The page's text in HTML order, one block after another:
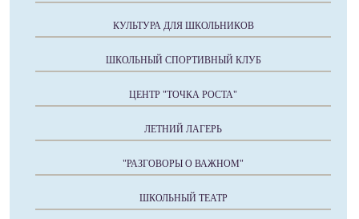
КУЛЬТУРА ДЛЯ ШКОЛЬНИКОВ
ШКОЛЬНЫЙ СПОРТИВНЫЙ КЛУБ
ЦЕНТР "ТОЧКА РОСТА"
ЛЕТНИЙ ЛАГЕРЬ
"РАЗГОВОРЫ О ВАЖНОМ"
ШКОЛЬНЫЙ ТЕАТР